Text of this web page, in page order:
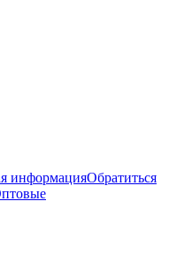
информацияОбратиться